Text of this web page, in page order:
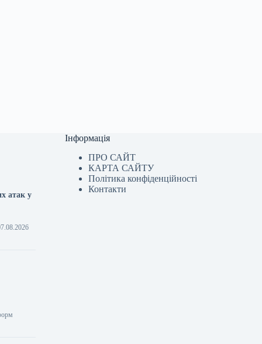
атак у
Інформація
ПРО САЙТ
КАРТА САЙТУ
Політика конфіденційності
Контакти